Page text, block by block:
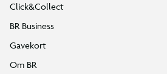
Click&Collect
BR Business
Gavekort
Om BR